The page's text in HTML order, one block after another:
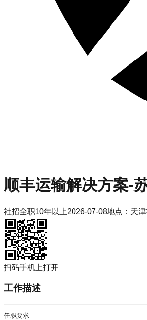
顺丰运输解决方案-
社招全职10年以上2026-07-08地点： 天津
扫码手机上打开
工作描述
任职要求